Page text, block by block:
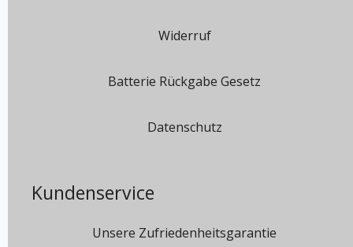
Widerruf
Batterie Rückgabe Gesetz
Datenschutz
Kundenservice
Unsere Zufriedenheitsgarantie